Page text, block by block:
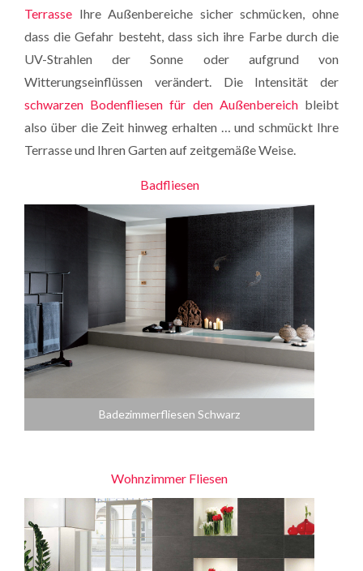
Terrasse Ihre Außenbereiche sicher schmücken, ohne
dass die Gefahr besteht, dass sich ihre Farbe durch die
UV-Strahlen der Sonne oder aufgrund von
Witterungseinflüssen verändert. Die Intensität der
schwarzen Bodenfliesen für den Außenbereichbleibt
also über die Zeit hinweg erhalten … und schmückt Ihre
Terrasse und Ihren Garten auf zeitgemäße Weise.
Badfliesen
Badezimmerfliesen Schwarz
Wohnzimmer Fliesen